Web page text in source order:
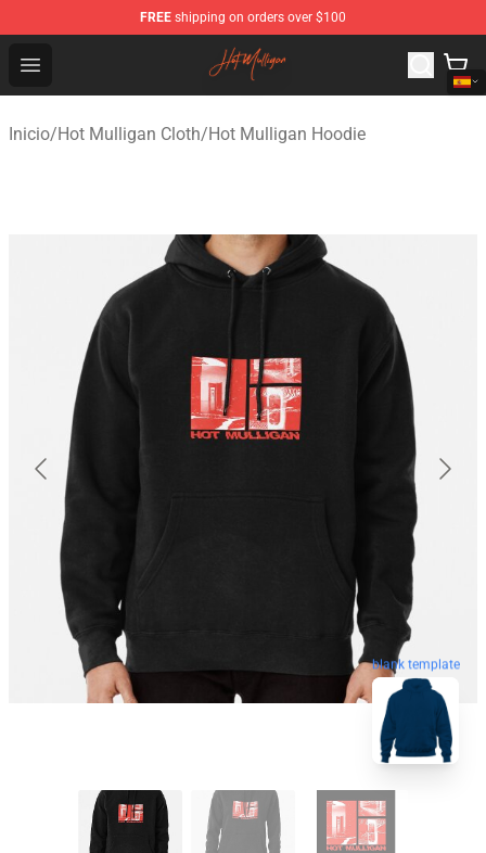
FREE shipping on orders over $100
Open menu
Hot Mulligan Shop - Official Hot Mulligan Merchandise
Inicio/Hot Mulligan Cloth/Hot Mulligan Hoodie
blank template